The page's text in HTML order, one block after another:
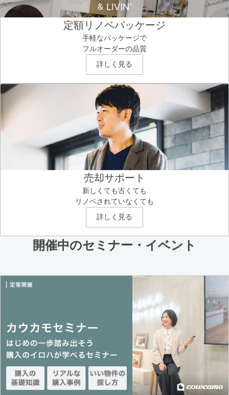
定額リノベパッケージ
手軽なパッケージで
フルオーダーの品質
詳しく見る
売却サポート
新しくても古くても
リノベされていなくても
詳しく見る
開催中のセミナー・イベント